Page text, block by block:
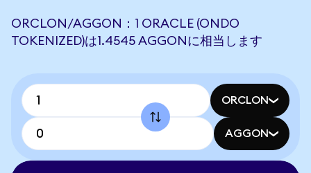
ORCLON/AGGON：1 ORACLE (ONDO
TOKENIZED)は1.4545 AGGONに相当します
ORCLON
AGGON